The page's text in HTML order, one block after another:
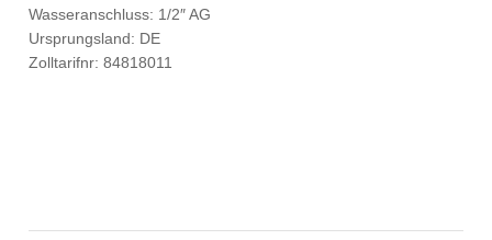
Wasseranschluss: 1/2″ AG
Ursprungsland: DE
Zolltarifnr: 84818011